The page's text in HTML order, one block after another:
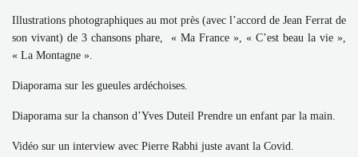
Illustrations photographiques au mot près (avec l’accord de Jean Ferrat de
son vivant) de 3 chansons phare, « Ma France », « C’est beau la vie »,
« La Montagne ».
Diaporama sur les gueules ardéchoises.
Diaporama sur la chanson d’Yves Duteil Prendre un enfant par la main.
Vidéo sur un interview avec Pierre Rabhi juste avant la Covid.